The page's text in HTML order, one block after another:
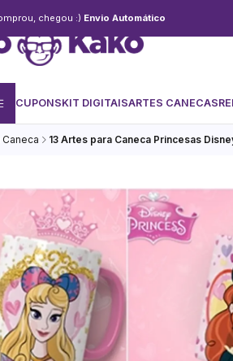
CUPONSKIT DIGITAISARTES CANECAS
chegou :) Envio Automático
13 Artes para Caneca Princesas